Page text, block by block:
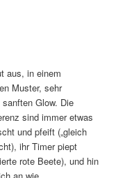
aus, in einem
Muster, sehr
Glow. Die
sind immer etwas
und pfeift („gleich
ihr Timer piept
rote Beete), und hin
an wie